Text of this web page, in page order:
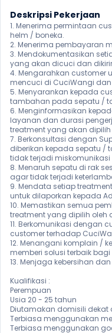
Deskripsi Pekerjaan
1. Menerima permintaan
helm / boneka.
2. Menerima pembayaran
3. Mendokumentasikan
yang akan dicuci dan
4. Mengarahkan customer
mencuci di CuciWangi
5. Menyarankan kepada
tambahan pada sepatu /
6. Menginformasikan
layanan dan durasi
treatment yang akan
7. Berkonsultasi dengan
diberikan kepada sepatu /
tidak terjadi
8. Menaruh sepatu di rak
agar tidak terjadi
9. Mendata setiap
untuk dilaporkan kepada
10. Memastikan semua
treatment yang dipilih oleh
11. Berkomunikasi dengan
customer terhadap
12. Menangani komplain /
memberi solusi terbaik
13. Menjaga kebersihan
Kualifikasi :
Perempuan
Usia 20 - 25 tahun
Diutamakan domisili
Terbiasa menggunakan
Terbiasa menggunakan